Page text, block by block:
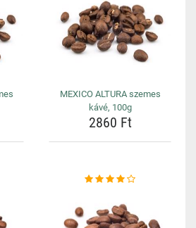
MEXICO ALTURA szemes
kávé, 100g
2860 Ft